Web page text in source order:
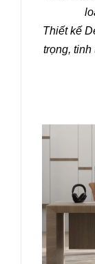
Thiết kế
trọng, tinh